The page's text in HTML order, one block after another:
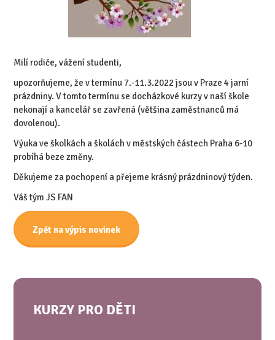
Milí rodiče, vážení studenti,
upozorňujeme, že v termínu 7.-11.3.2022 jsou v Praze 4 jarní
prázdniny. V tomto termínu se docházkové kurzy v naší škole
nekonají a kancelář se zavřená (většina zaměstnanců má
dovolenou).
Výuka ve školkách a školách v městských částech Praha 6-10
probíhá beze změny.
Děkujeme za pochopení a přejeme krásný prázdninový týden.
Váš tým JS FAN
Zpět na výpis novinek
KURZY PRO DĚTI